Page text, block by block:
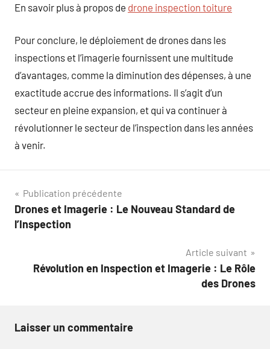
En savoir plus à propos de drone inspection toiture
Pour conclure, le déploiement de drones dans les
inspections et l’imagerie fournissent une multitude
d’avantages, comme la diminution des dépenses, à une
exactitude accrue des informations. Il s’agit d’un
secteur en pleine expansion, et qui va continuer à
révolutionner le secteur de l’inspection dans les années
à venir.
Navigation
de
Publication précédente
Drones et Imagerie : Le Nouveau Standard de
l’Inspection
Article suivant
Révolution en Inspection et Imagerie : Le Rôle
des Drones
Laisser un commentaire